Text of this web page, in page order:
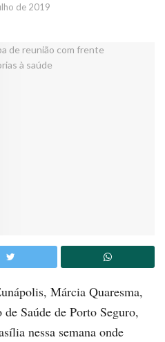
de 2019
Márcia Quaresma,
Saúde de Porto Seguro,
nessa semana onde